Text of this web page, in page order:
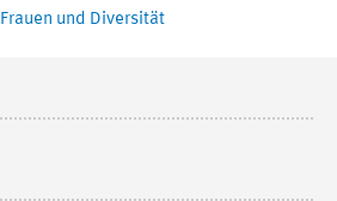
Frauen und Diversität